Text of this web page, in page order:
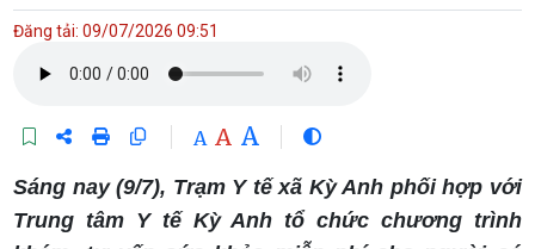
Đăng tải: 09/07/2026 09:51
A A A
Sáng nay (9/7), Trạm Y tế xã Kỳ Anh phối hợp với
Trung tâm Y tế Kỳ Anh tổ chức chương trình